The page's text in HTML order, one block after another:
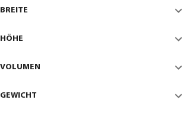
BREITE
HÖHE
VOLUMEN
GEWICHT